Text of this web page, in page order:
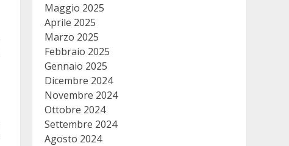
Maggio 2025
Aprile 2025
Marzo 2025
Febbraio 2025
Gennaio 2025
Dicembre 2024
Novembre 2024
Ottobre 2024
Settembre 2024
Agosto 2024